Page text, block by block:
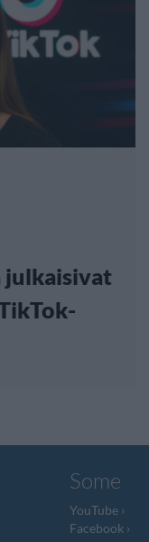
julkaisivat
Some
YouTube
Facebook